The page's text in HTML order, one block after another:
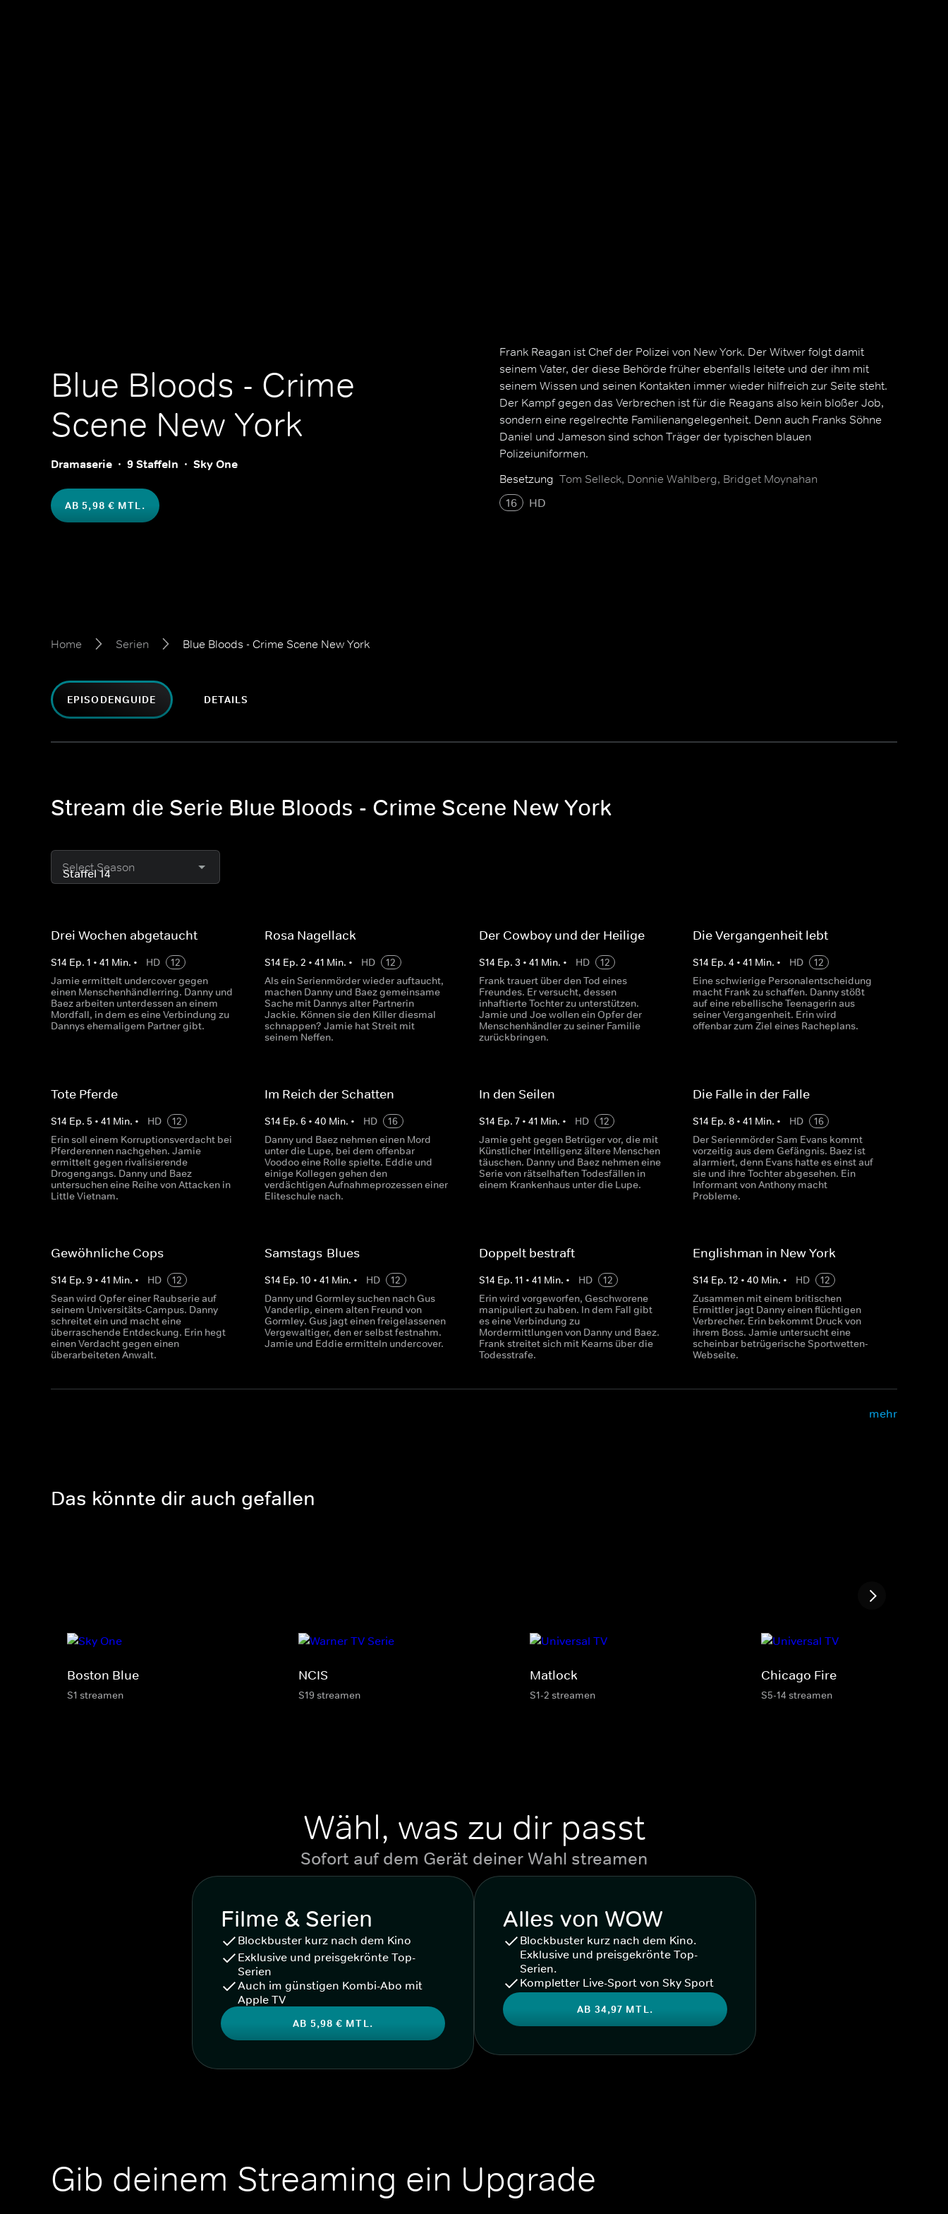
Blue Bloods - Crime
Scene New York
Dramaserie 9 Staffeln Sky One
AB 5,98 € MTL.
Frank Reagan ist Chef der Polizei von New York. Der Witwer folgt damit
seinem Vater, der diese Behörde früher ebenfalls leitete und der ihm mit
seinem Wissen und seinen Kontakten immer wieder hilfreich zur Seite steht.
Der Kampf gegen das Verbrechen ist für die Reagans also kein bloßer Job,
sondern eine regelrechte Familienangelegenheit. Denn auch Franks Söhne
Daniel und Jameson sind schon Träger der typischen blauen
Polizeiuniformen.
Besetzung Tom Selleck, Donnie Wahlberg, Bridget Moynahan
16
HD
Home Serien Blue Bloods - Crime Scene New York
EPISODENGUIDE DETAILS
Stream die Serie Blue Bloods - Crime Scene New York
Select Season
Drei Wochen abgetaucht
S14 Ep. 1 • 41 Min. • HD
12
Jamie ermittelt undercover gegen
einen Menschenhändlerring. Danny und
Baez arbeiten unterdessen an einem
Mordfall, in dem es eine Verbindung zu
Dannys ehemaligem Partner gibt.
Rosa Nagellack
S14 Ep.2 •41 Min. • HD
12
Als ein Serienmörder wieder auftaucht,
machen Danny und Baez gemeinsame
Sache mit Dannys alter Partnerin
Jackie. Können sie den Killer diesmal
schnappen? Jamie hat Streit mit
seinem Neffen.
Der Cowboy und der Heilige
S14 Ep. 3 • 41 Min. • HD
12
Frank trauert über den Tod eines
Freundes. Er versucht, dessen
inhaftierte Tochter zu unterstützen.
Jamie und Joe wollen ein Opfer der
Menschenhändler zu seiner Familie
zurückbringen.
Die Vergangenheit lebt
S14 Ep. 4 • 41 Min. • HD
12
Eine schwierige Personalentscheidung
macht Frank zu schaffen. Danny stößt
auf eine rebellische Teenagerin aus
seiner Vergangenheit. Erin wird
offenbar zum Ziel eines Racheplans.
Tote Pferde
S14 Ep. 5 • 41 Min. • HD
12
Erin soll einem Korruptionsverdacht bei
Pferderennen nachgehen. Jamie
ermittelt gegen rivalisierende
Drogengangs. Danny und Baez
untersuchen eine Reihe von Attacken in
Little Vietnam.
Im Reich der Schatten
S14 Ep.6 •40 Min. • HD
16
Danny und Baez nehmen einen Mord
unter die Lupe, bei dem offenbar
Voodoo eine Rolle spielte. Eddie und
einige Kollegen gehen den
verdächtigen Aufnahmeprozessen einer
Eliteschule nach.
In den Seilen
S14 Ep. 7• 41 Min. • HD
12
Jamie geht gegen Betrüger vor, die mit
Künstlicher Intelligenz ältere Menschen
täuschen. Danny und Baez nehmen eine
Serie von rätselhaften Todesfällen in
einem Krankenhaus unter die Lupe.
Die Falle in der Falle
S14 Ep. 8• 41 Min. • HD
16
Der Serienmörder Sam Evans kommt
vorzeitig aus dem Gefängnis. Baez ist
alarmiert, denn Evans hatte es einst auf
sie und ihre Tochter abgesehen. Ein
Informant von Anthony macht
Probleme.
Gewöhnliche Cops
S14 Ep. 9 • 41 Min. • HD
12
Sean wird Opfer einer Raubserie auf
seinem Universitäts-Campus. Danny
schreitet ein und macht eine
überraschende Entdeckung. Erin hegt
einen Verdacht gegen einen
überarbeiteten Anwalt.
Samstags-Blues
S14 Ep.10 •41 Min. • HD
12
Danny und Gormley suchen nach Gus
Vanderlip, einem alten Freund von
Gormley. Gus jagt einen freigelassenen
Vergewaltiger, den er selbst festnahm.
Jamie und Eddie ermitteln undercover.
Doppelt bestraft
S14 Ep. 11 • 41 Min. • HD
12
Erin wird vorgeworfen, Geschworene
manipuliert zu haben. In dem Fall gibt
es eine Verbindung zu
Mordermittlungen von Danny und Baez.
Frank streitet sich mit Kearns über die
Todesstrafe.
Englishman in New York
S14 Ep. 12 • 40 Min. • HD
12
Zusammen mit einem britischen
Ermittler jagt Danny einen flüchtigen
Verbrecher. Erin bekommt Druck von
ihrem Boss. Jamie untersucht eine
scheinbar betrügerische Sportwetten-
Webseite.
mehr
Das könnte dir auch gefallen
Boston Blue
S1 streamen
NCIS
S19 streamen
Matlock
S1-2 streamen
Chicago Fire
S5-14 streamen
Wähl, was zu dir passt
Sofort auf dem Gerät deiner Wahl streamen
Filme & Serien
Blockbuster kurz nach dem Kino
Exklusive und preisgekrönte Top-
Serien
Auch im günstigen Kombi-Abo mit
Apple TV
AB 5,98 € MTL.
Alles von WOW
Blockbuster kurz nach dem Kino.
Exklusive und preisgekrönte Top-
Serien.
Kompletter Live-Sport von Sky Sport
AB 34,97 MTL.
Gib deinem Streaming ein Upgrade